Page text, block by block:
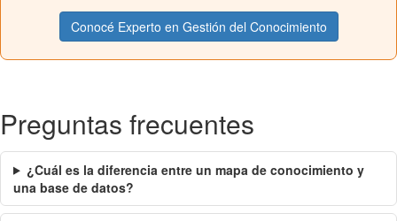
Conocé Experto en Gestión del Conocimiento
Preguntas frecuentes
¿Cuál es la diferencia entre un mapa de conocimiento y
una base de datos?